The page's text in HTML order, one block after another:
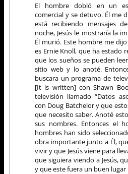
El hombre dobló en un
comercial y se detuvo. Él me
está recibiendo mensajes
noche, Jesús le mostraría la
Él murió. Este hombre me
es Ernie Knoll, que ha estado
que los sueños se pueden
sitio web y lo anoté.
buscara un programa de
[It is written] con Shawn
televisión llamado “Datos
con Doug Batchelor y que
que necesito saber. Anoté
sus nombres. Entonces el
hombres han sido
obra importante junto a Él,
vivir y que Jesús viene para
que siguiera viendo a Jesús,
y que este fuera un buen